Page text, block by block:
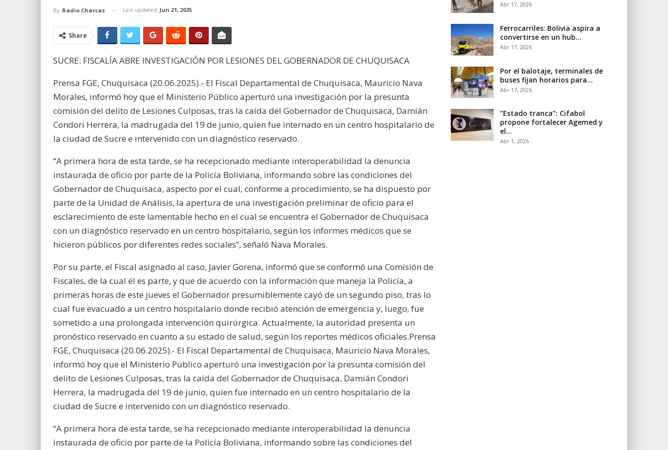
By Radio Charcas Last updated Jun 21, 2025
Share
SUCRE: FISCALÍA ABRE INVESTIGACIÓN POR LESIONES DEL GOBERNADOR DE CHUQUISACA
Prensa FGE, Chuquisaca (20.06.2025).- El Fiscal Departamental de Chuquisaca, Mauricio Nava
Morales, informó hoy que el Ministerio Público aperturó una investigación por la presunta
comisión del delito de Lesiones Culposas, tras la caída del Gobernador de Chuquisaca, Damián
Condori Herrera, la madrugada del 19 de junio, quien fue internado en un centro hospitalario de
la ciudad de Sucre e intervenido con un diagnóstico reservado.
“A primera hora de esta tarde, se ha recepcionado mediante interoperabilidad la denuncia
instaurada de oficio por parte de la Policía Boliviana, informando sobre las condiciones del
Gobernador de Chuquisaca, aspecto por el cual, conforme a procedimiento, se ha dispuesto por
parte de la Unidad de Análisis, la apertura de una investigación preliminar de oficio para el
esclarecimiento de este lamentable hecho en el cual se encuentra el Gobernador de Chuquisaca
con un diagnóstico reservado en un centro hospitalario, según los informes médicos que se
hicieron públicos por diferentes redes sociales”, señaló Nava Morales.
Por su parte, el Fiscal asignado al caso, Javier Gorena, informó que se conformó una Comisión de
Fiscales, de la cual él es parte, y que de acuerdo con la información que maneja la Policía, a
primeras horas de este jueves el Gobernador presumiblemente cayó de un segundo piso, tras lo
cual fue evacuado a un centro hospitalario donde recibió atención de emergencia y, luego, fue
sometido a una prolongada intervención quirúrgica. Actualmente, la autoridad presenta un
pronóstico reservado en cuanto a su estado de salud, según los reportes médicos oficiales.Prensa
FGE, Chuquisaca (20.06.2025).- El Fiscal Departamental de Chuquisaca, Mauricio Nava Morales,
informó hoy que el Ministerio Público aperturó una investigación por la presunta comisión del
delito de Lesiones Culposas, tras la caída del Gobernador de Chuquisaca, Damián Condori
Herrera, la madrugada del 19 de junio, quien fue internado en un centro hospitalario de la
ciudad de Sucre e intervenido con un diagnóstico reservado.
“A primera hora de esta tarde, se ha recepcionado mediante interoperabilidad la denuncia
instaurada de oficio por parte de la Policía Boliviana, informando sobre las condiciones del
Abr 17, 2026
Ferrocarriles: Bolivia aspira a
convertirse en un hub…
Abr 17, 2026
Por el balotaje, terminales de
buses fijan horarios para…
Abr 17, 2026
“Estado tranca”: Cifabol
propone fortalecer Agemed y
el…
Abr 1, 2026